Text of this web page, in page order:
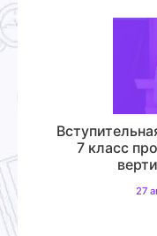
7 класс
27